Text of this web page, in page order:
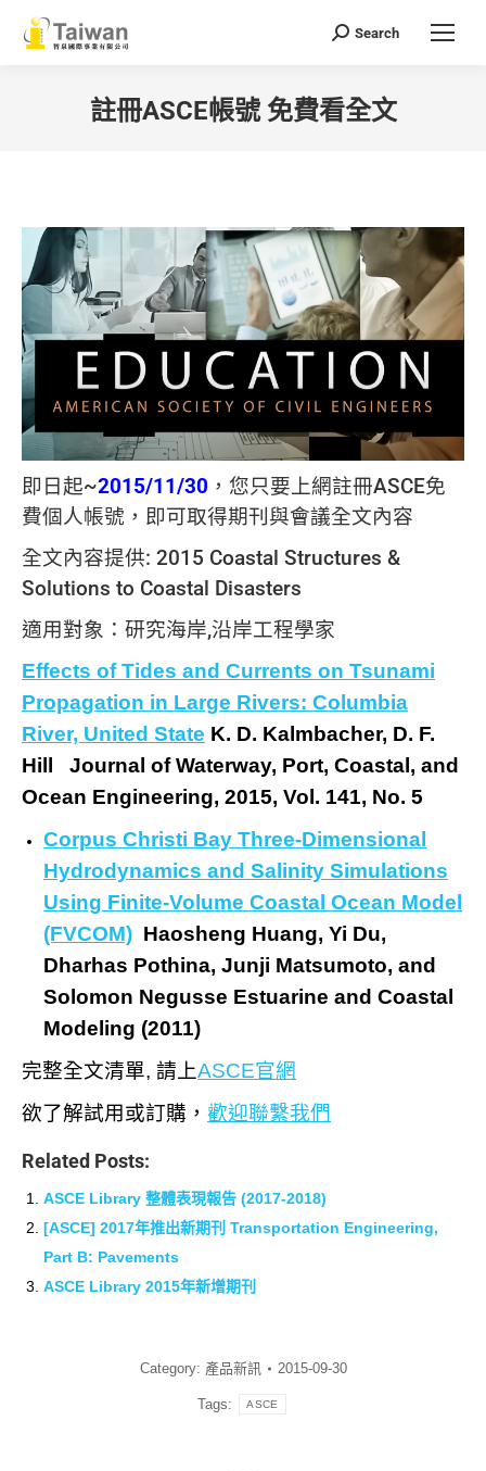
Search:
Search
註冊ASCE帳號 免費看全文
即日起~2015/11/30 ，您只要上網註冊ASCE免
費個人帳號，即可取得期刊與會議全文內容
全文內容提供: 2015 Coastal Structures &
Solutions to Coastal Disasters
適用對象：研究海岸,沿岸工程學家
Effects of Tides and Currents on Tsunami
Propagation in Large Rivers: Columbia
River, United State K. D. Kalmbacher, D. F.
Hill Journal of Waterway, Port, Coastal, and
Ocean Engineering, 2015, Vol. 141, No. 5
Corpus Christi Bay Three-Dimensional
Hydrodynamics and Salinity Simulations
Using Finite-Volume Coastal Ocean Model
(FVCOM) Haosheng Huang, Yi Du,
Dharhas Pothina, Junji Matsumoto, and
Solomon Negusse Estuarine and Coastal
Modeling (2011)
完整全文清單, 請上ASCE官網
欲了解試用或訂購， 歡迎聯繫我們
Related Posts:
ASCE Library 整體表現報告 (2017-2018)
[ASCE] 2017年推出新期刊 Transportation Engineering,
Part B: Pavements
ASCE Library 2015年新增期刊
Category: 產品新訊 2015-09-30
Tags: ASCE